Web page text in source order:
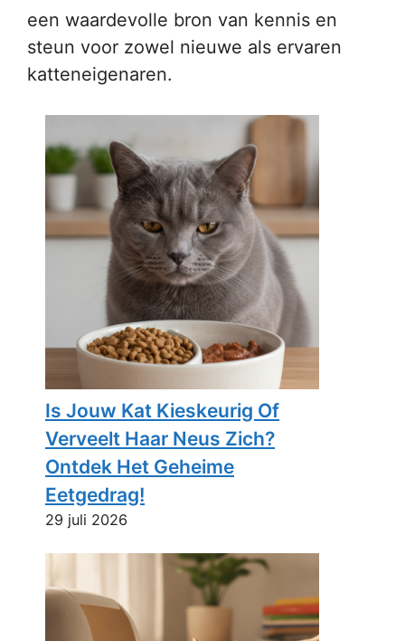
een waardevolle bron van kennis en
steun voor zowel nieuwe als ervaren
katteneigenaren.
Is Jouw Kat Kieskeurig Of
Verveelt Haar Neus Zich?
Ontdek Het Geheime
Eetgedrag!
29 juli 2026